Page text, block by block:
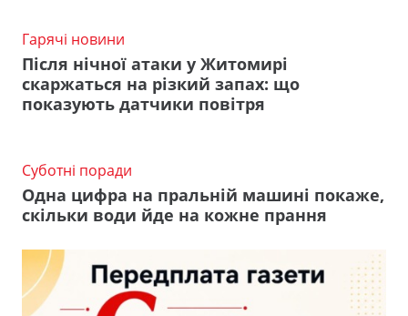
Гарячі новини
Після нічної атаки у Житомирі
скаржаться на різкий запах: що
показують датчики повітря
Суботні поради
Одна цифра на пральній машині покаже,
скільки води йде на кожне прання